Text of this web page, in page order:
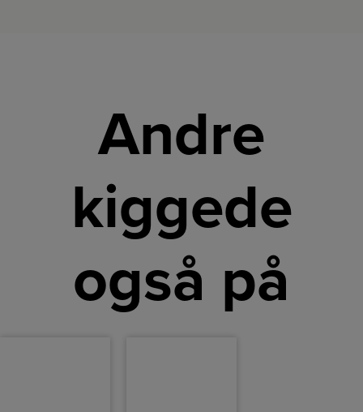
Andre
kiggede
også på